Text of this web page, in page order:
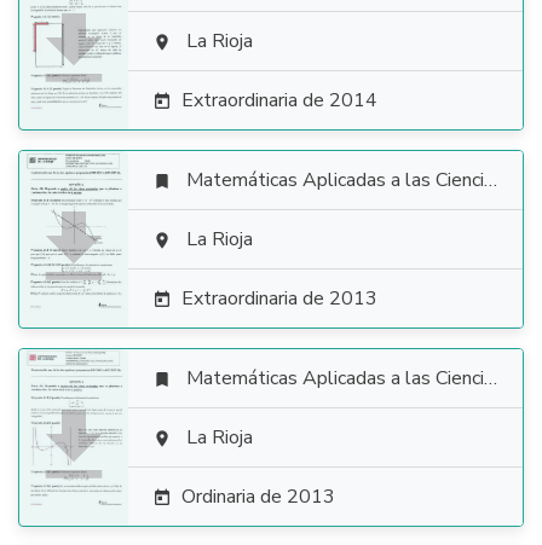
  La Rioja
 Extraordinaria de 2014

 Matemáticas Aplicadas a las Ciencias Sociales
 La Rioja
 Extraordinaria de 2013

 Matemáticas Aplicadas a las Ciencias Sociales
 La Rioja
 Ordinaria de 2013